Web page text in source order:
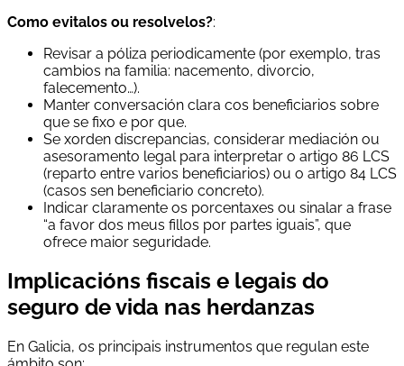
Como evitalos ou resolvelos?:
Revisar a póliza periodicamente (por exemplo, tras
cambios na familia: nacemento, divorcio,
falecemento…).
Manter conversación clara cos beneficiarios sobre
que se fixo e por que.
Se xorden discrepancias, considerar mediación ou
asesoramento legal para interpretar o artigo 86 LCS
(reparto entre varios beneficiarios) ou o artigo 84 LCS
(casos sen beneficiario concreto).
Indicar claramente os porcentaxes ou sinalar a frase
“a favor dos meus fillos por partes iguais”, que
ofrece maior seguridade.
Implicacións fiscais e legais do
seguro de vida nas herdanzas
En Galicia, os principais instrumentos que regulan este